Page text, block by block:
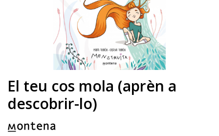
El teu cos mola (aprèn a
descobrir-lo)